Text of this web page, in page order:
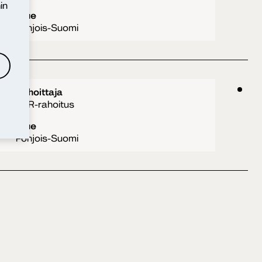
Alue
Pohjois-Suomi
Rahoittaja
ESR-rahoitus
Alue
Pohjois-Suomi